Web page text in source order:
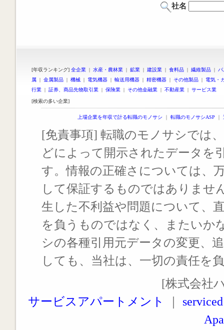
社名
[年収ランキング] 全企業 | 水産・農林業 | 鉱業 | 建設業 | 食料品 | 繊維製品 |
属 | 金属製品 | 機械 | 電気機器 | 輸送用機器 | 精密機器 | その他製品 | 電気・
行業 | 証券、商品先物取引業 | 保険業 | その他金融業 | 不動産業 | サービス業
[検索の多い企業]
上場企業を年収で計る転職のモノサシ ｜ 転職のモノサシASP ｜
[免責事項] 転職のモノサシでは
どによって開示されたデータを
す。情報の正確さについては、
して保証するものではありませ
生した不利益や問題について、
を負うものではなく、またいか
シの各種引用元データの変更、
しても、当社は、一切の責任を
[株式会社
サービスアパートメント